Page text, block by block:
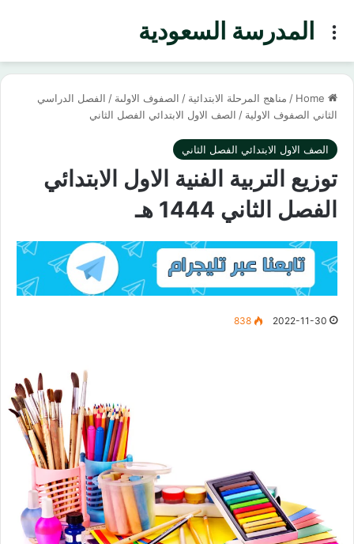
المدرسة السعوديةMenu
/ مناهج المرحلة الابتدائية / الصفوف الاولىة / الفصل الدراسي
الثاني الصفوف الاولية / الصف الاول الابتدائي الفصل الثاني
الصف الاول الابتدائي الفصل الثاني
توزيع التربية الفنية الاول الابتدائي
الفصل الثاني 1444 هـ
2022-11-30
838